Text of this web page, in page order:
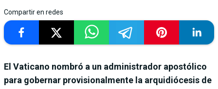
Compartir en redes
El Vaticano nombró a un administrador apostólico
para gobernar provisionalmente la arquidiócesis de